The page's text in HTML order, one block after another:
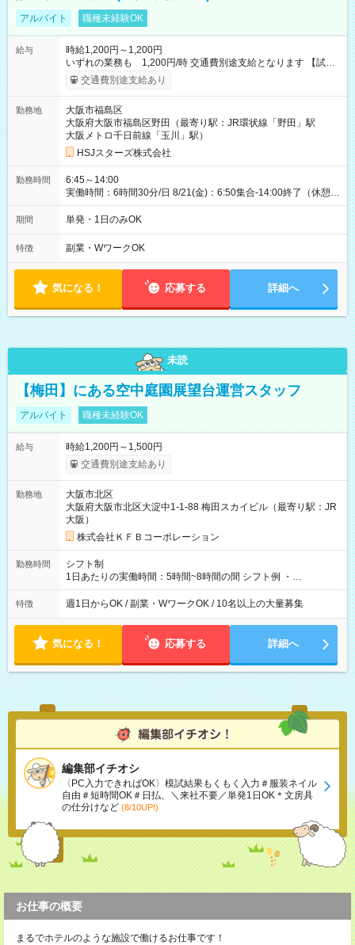
アルバイト 職種未経験OK
給与
時給1,200円～1,200円
いずれの業務も 1,200円/時 交通費別途支給となります 【試用
期間】試用期間なし
交通費別途支給あり
勤務地
大阪市福島区
大阪府大阪市福島区野田（最寄り駅：JR環状線「野田」駅
大阪メトロ千日前線「玉川」駅）
HSJスターズ株式会社
勤務時間
6:45～14:00
実働時間：6時間30分/日 8/21(金)：6:50集合-14:00終了（休憩
45分)
期間 単発・1日のみOK
特徴 副業・WワークOK
気になる！ 応募する 詳細へ
未読
【梅田】にある空中庭園展望台運営スタッフ
アルバイト 職種未経験OK
給与
時給1,200円～1,500円
交通費別途支給あり
勤務地
大阪市北区
大阪府大阪市北区大淀中1-1-88 梅田スカイビル（最寄り駅：JR
大阪）
株式会社ＫＦＢコーポレーション
勤務時間
シフト制
1日あたりの実働時間：5時間~8時間の間 シフト例 ・
9:30~18:00 実働7.5時間 ・9:30~14:30 実働5時間 ・
16:00~21:30 実働5.5時間
特徴 週1日からOK / 副業・WワークOK / 10名以上の大量募集
気になる！ 応募する 詳細へ
編集部イチオシ
〈PC入力できればOK〉模試結果もくもく入力＃服装ネイル
自由＃短時間OK＃日払、＼来社不要／単発1日OK＊文房具
の仕分けなど (8/10UP!)
お仕事の概要
まるでホテルのような施設で働けるお仕事です！